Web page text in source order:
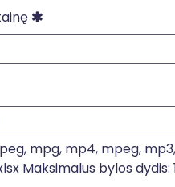
mpg, mp4, mpeg,
Maksimalus bylos dydis: